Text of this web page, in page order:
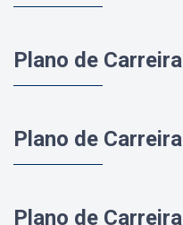
Plano de
Plano de
Plano de